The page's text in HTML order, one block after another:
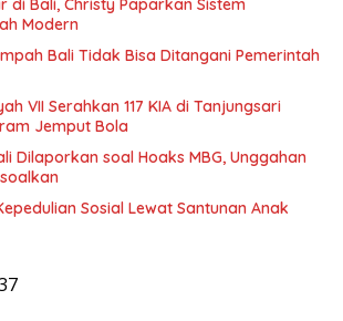
di Bali, Christy Paparkan Sistem
Modern
Bali Tidak Bisa Ditangani Pemerintah
VII Serahkan 117 KIA di Tanjungsari
Jemput Bola
Dilaporkan soal Hoaks MBG, Unggahan
Sosial Lewat Santunan Anak